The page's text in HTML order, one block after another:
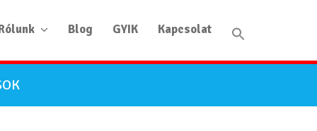
Blog GYIK Kapcsolat